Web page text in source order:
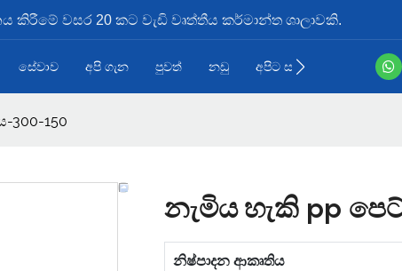
වසර 20 කට වැඩි වෘත්තීය කර්මාන්ත ශාලාවකි.
සේවාව අපි ගැන පුවත් නඩු අපිට සම්බන්ධව
300-150
නැමිය හැකි pp
නිෂ්පාදන ආකෘතිය